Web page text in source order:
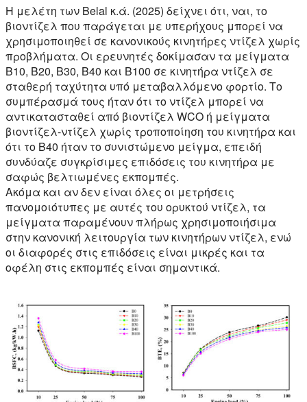
Η μελέτη των Belal κ.ά. (2025) δείχνει ότι, ναι, το
βιοντίζελ που παράγεται με υπερήχους μπορεί να
χρησιμοποιηθεί σε κανονικούς κινητήρες ντίζελ χωρίς
προβλήματα. Οι ερευνητές δοκίμασαν τα μείγματα
B10, B20, B30, B40 και B100 σε κινητήρα ντίζελ σε
σταθερή ταχύτητα υπό μεταβαλλόμενο φορτίο. Το
συμπέρασμά τους ήταν ότι το ντίζελ μπορεί να
αντικατασταθεί από βιοντίζελ WCO ή μείγματα
βιοντίζελ-ντίζελ χωρίς τροποποίηση του κινητήρα και
ότι το Β40 ήταν το συνιστώμενο μείγμα, επειδή
συνδύαζε συγκρίσιμες επιδόσεις του κινητήρα με
σαφώς βελτιωμένες εκπομπές.
Ακόμα και αν δεν είναι όλες οι μετρήσεις
πανομοιότυπες με αυτές του ορυκτού ντίζελ, τα
μείγματα παραμένουν πλήρως χρησιμοποιήσιμα
στην κανονική λειτουργία των κινητήρων ντίζελ, ενώ
οι διαφορές στις επιδόσεις είναι μικρές και τα
οφέλη στις εκπομπές είναι σημαντικά.